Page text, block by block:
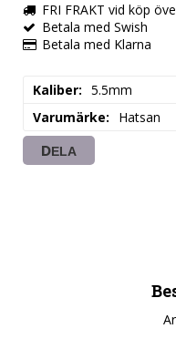
FRI FRAKT vid köp
Betala med Swish
Betala med Klarna
Kaliber
5.5mm
Varumärke
Hatsan
DELA